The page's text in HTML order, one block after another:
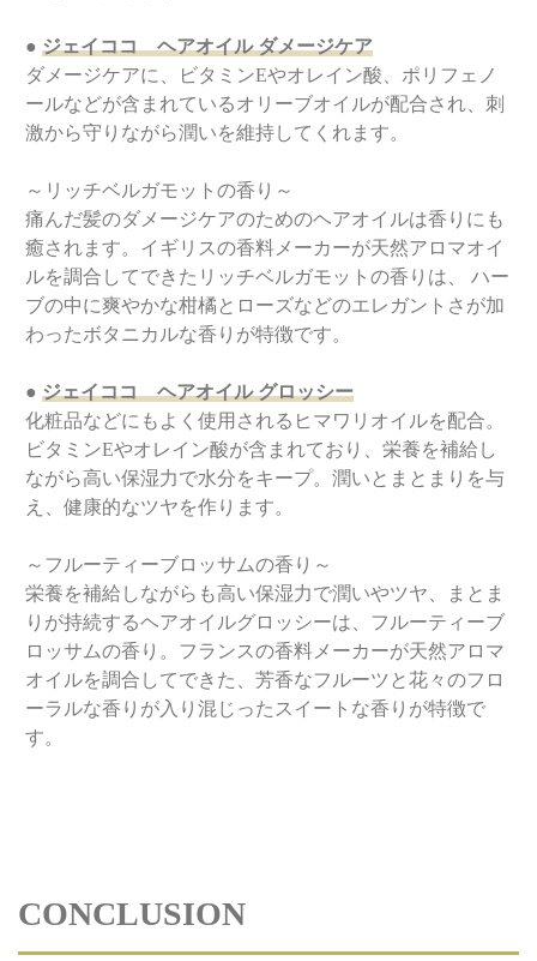
● ジェイココ ヘアオイル ダメージケア
ダメージケアに、ビタミンEやオレイン酸、ポリフェノ
ールなどが含まれているオリーブオイルが配合され、刺
激から守りながら潤いを維持してくれます。
～リッチベルガモットの香り～
痛んだ髪のダメージケアのためのヘアオイルは香りにも
癒されます。イギリスの香料メーカーが天然アロマオイ
ルを調合してできたリッチベルガモットの香りは、 ハー
ブの中に爽やかな柑橘とローズなどのエレガントさが加
わったボタニカルな香りが特徴です。
● ジェイココ ヘアオイル グロッシー
化粧品などにもよく使用されるヒマワリオイルを配合。
ビタミンEやオレイン酸が含まれており、栄養を補給し
ながら高い保湿力で水分をキープ。潤いとまとまりを与
え、健康的なツヤを作ります。
～フルーティーブロッサムの香り～
栄養を補給しながらも高い保湿力で潤いやツヤ、まとま
りが持続するヘアオイルグロッシーは、フルーティーブ
ロッサムの香り。フランスの香料メーカーが天然アロマ
オイルを調合してできた、芳香なフルーツと花々のフロ
ーラルな香りが入り混じったスイートな香りが特徴で
す。
CONCLUSION